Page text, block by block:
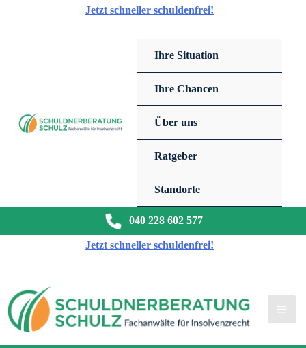
Jetzt schneller schuldenfrei!
Ihre Situation
Ihre Chancen
Über uns
Ratgeber
Standorte
040 228 602 577
Jetzt schneller schuldenfrei!